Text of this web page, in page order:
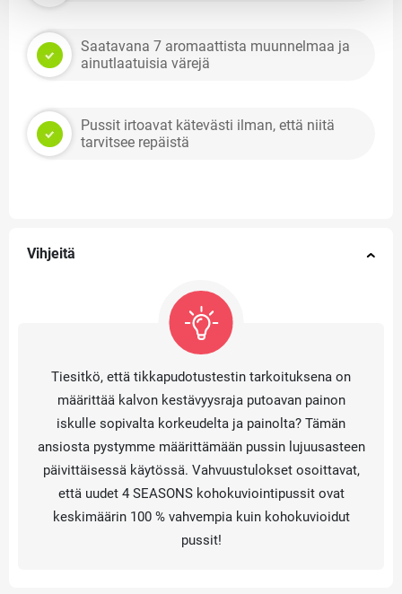
Saatavana 7 aromaattista muunnelmaa ja
ainutlaatuisia värejä
Pussit irtoavat kätevästi ilman, että niitä
tarvitsee repäistä
Vihjeitä
Tiesitkö, että tikkapudotustestin tarkoituksena on
määrittää kalvon kestävyysraja putoavan painon
iskulle sopivalta korkeudelta ja painolta? Tämän
ansiosta pystymme määrittämään pussin lujuusasteen
päivittäisessä käytössä. Vahvuustulokset osoittavat,
että uudet 4 SEASONS kohokuviointipussit ovat
keskimäärin 100 % vahvempia kuin kohokuvioidut
pussit!